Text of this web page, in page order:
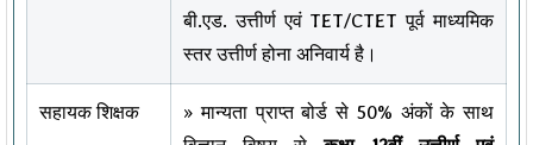
बी.एड. उत्तीर्ण एवं TET/CTET पूर्व माध्यमिक
स्तर उत्तीर्ण होना अनिवार्य है।
सहायक शिक्षक
» मान्यता प्राप्त बोर्ड से 50% अंकों के साथ